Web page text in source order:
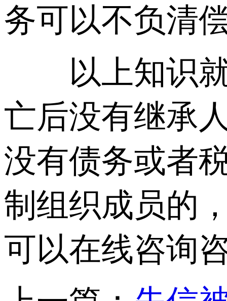
务可以不负清
以上知识就
亡后没有继承
没有债务或者
制组织成员的
可以在线咨询